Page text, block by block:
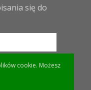
się do
cookie. Możesz